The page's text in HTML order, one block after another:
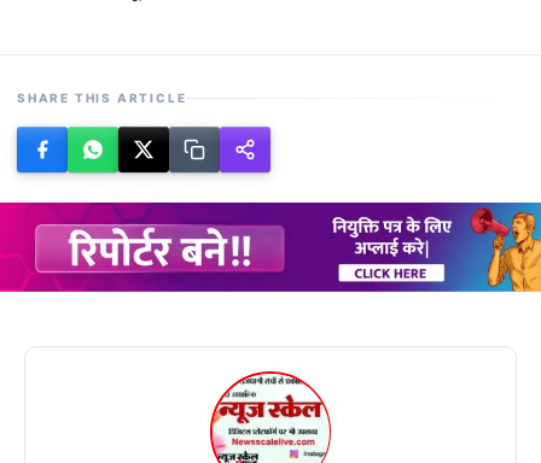
SHARE THIS ARTICLE